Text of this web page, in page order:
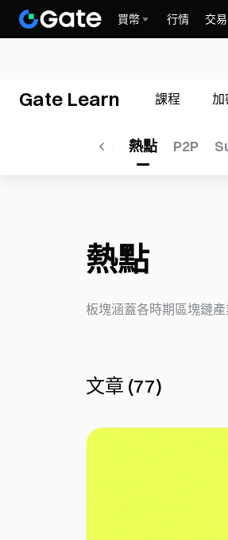
買幣 行情 交易
Gate Learn 課程 加
挖礦 熱點 P2P
熱點
板塊涵蓋各時期區塊鏈
文章 (77)